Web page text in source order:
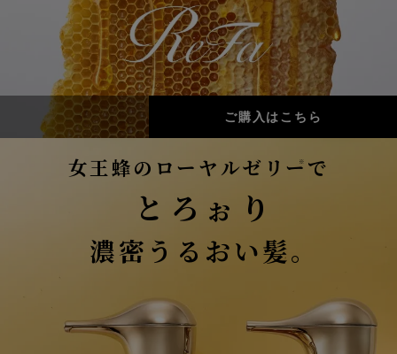
ご購入はこちら
女王蜂のローヤルゼリー
※ で
とろぉり
濃密うるおい髪。